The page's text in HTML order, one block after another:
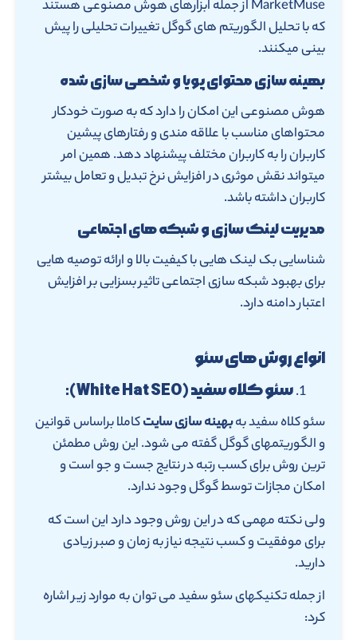
MarketMuse از جمله ابزارهای هوش مصنوعی هستند
که با تحلیل الگوریتم های گوگل تغییرات تحلیلی را پیش
بینی میکنند.
بهینه سازی محتوای پویا و شخصی سازی شده
هوش مصنوعی این امکان را دارد که به صورت خودکار
محتواهای مناسب با علاقه مندی و رفتارهای پیشین
کاربران را به کاربران مختلف پیشنهاد دهد. همین امر
میتواند نقش موثری در افزایش نرخ تبدیل و تعامل بیشتر
کاربران داشته باشد.
مدیریت لینک سازی و شبکه های اجتماعی
شناسایی بک لینک هایی با کیفیت بالا و ارائه توصیه هایی
برای بهبود شبکه سازی اجتماعی تاثیر بسزایی بر افزایش
اعتبار دامنه دارد.
انواع روش های سئو
سئو کلاه سفید (White Hat SEO):
سئو کلاه سفید بهبهینه سازی سایتکاملا براساس قوانین
و الگوریتمهای گوگل گفته می شود. این روش مطمئن
ترین روش برای کسب رتبه در نتایج جست و جو است و
امکان مجازات توسط گوگل وجود ندارد.
ولی نکته مهمی که در این روش وجود دارد این است که
برای موفقیت و کسب نتیجه نیاز به زمان و صبر زیادی
دارید.
از جمله تکنیکهای سئو سفید می توان به موارد زیر اشاره
کرد: